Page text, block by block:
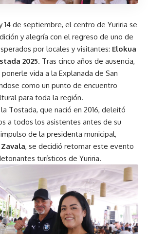
14 de septiembre, el centro de Yuriria se
y alegría con el regreso de uno de
por locales y visitantes: Elokua
2025. Tras cinco años de ausencia,
vida a la Explanada de San
como un punto de encuentro
para toda la región.
Tostada, que nació en 2016, deleitó
a todos los asistentes antes de su
de la presidenta municipal,
, se decidió retomar este evento
turísticos de Yuriria.